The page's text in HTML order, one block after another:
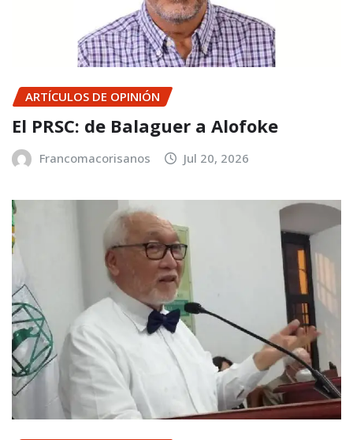
ARTÍCULOS DE OPINIÓN
El PRSC: de Balaguer a Alofoke
Francomacorisanos Jul 20, 2026